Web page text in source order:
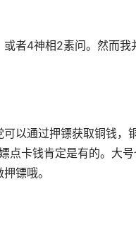
者4神相2素问。然而
以通过押镖获取铜钱，
点卡钱肯定是有的。大
镖哦。